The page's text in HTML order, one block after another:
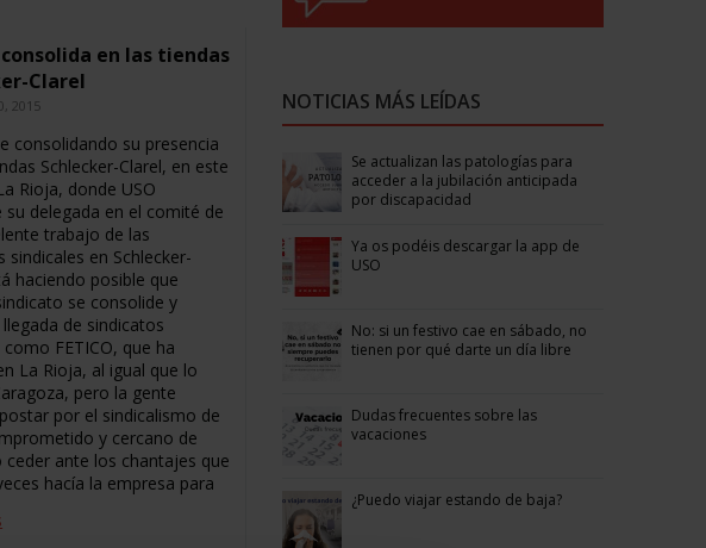
consolida en las tiendas
Clarel
2015
consolidando su presencia
Schlecker-Clarel, en este
Rioja, donde USO
su delegada en el comité de
trabajo de las
sindicales en Schlecker-
haciendo posible que
se consolide y
de sindicatos
FETICO, que ha
La Rioja, al igual que lo
pero la gente
por el sindicalismo de
y cercano de
ceder ante los chantajes que
hacía la empresa para
NOTICIAS MÁS LEÍDAS
Se actualizan las patologías para
acceder a la jubilación anticipada
por discapacidad
Ya os podéis descargar la app de
USO
No: si un festivo cae en sábado, no
tienen por qué darte un día libre
Dudas frecuentes sobre las
vacaciones
¿Puedo viajar estando de baja?